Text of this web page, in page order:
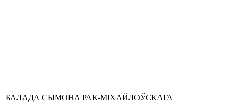
БАЛАДА СЫМОНА РАК-МІХАЙЛОЎСКАГА